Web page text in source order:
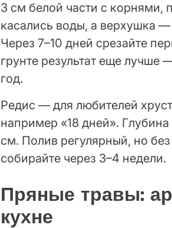
3 см белой части с корнями,
касались воды, а верхушка
Через 7–10 дней срезайте
грунте результат еще
год.
Редис — для любителей
например «18 дней».
см. Полив регулярный, но
собирайте через 3–4 недели.
Пряные травы:
кухне